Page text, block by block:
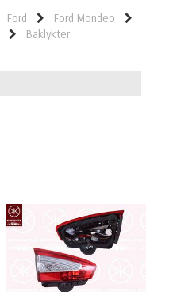
Ford
Ford Mondeo
Baklykter